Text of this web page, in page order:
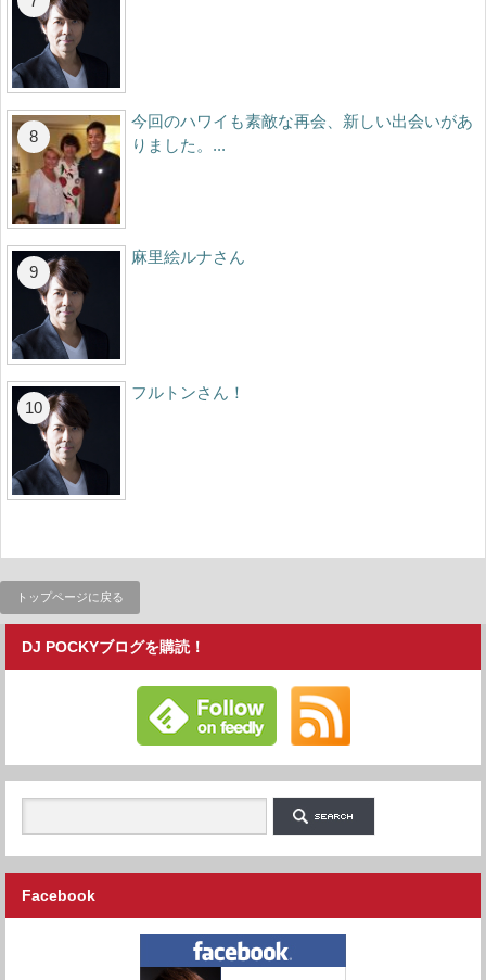
今回のハワイも素敵な再会、新しい出会いがあ
りました。...
麻里絵ルナさん
フルトンさん！
トップページに戻る
DJ POCKYブログを購読！
Facebook